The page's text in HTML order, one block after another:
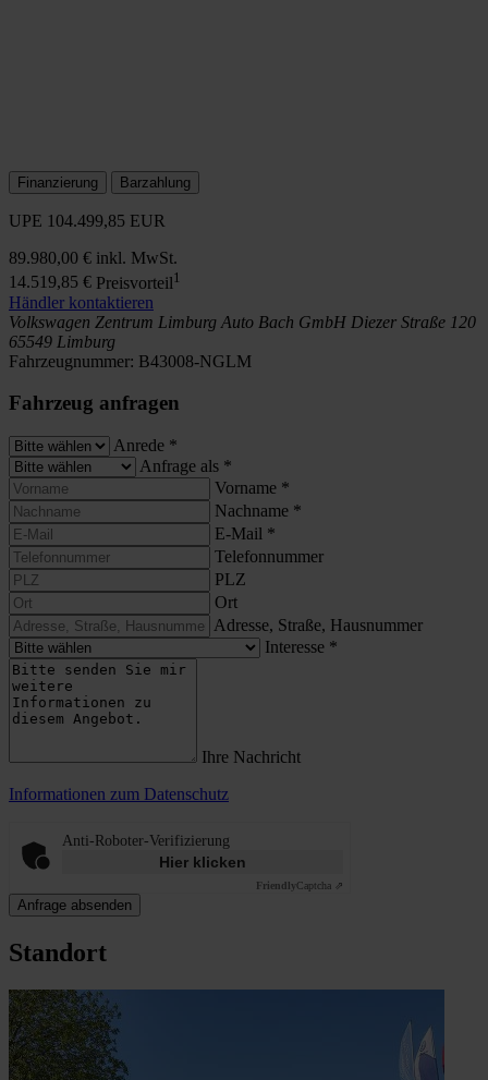
Finanzierung Barzahlung
UPE 104.499,85 EUR
89.980,00 € inkl. MwSt.
14.519,85 € Preisvorteil1
Händler kontaktieren
Volkswagen Zentrum Limburg Auto Bach GmbH Diezer Straße 120
65549 Limburg
Fahrzeugnummer: B43008-NGLM
Fahrzeug anfragen
Anrede *
Anfrage als *
Vorname *
Nachname *
E-Mail *
Telefonnummer
PLZ
Ort
Adresse, Straße, Hausnummer
Interesse *
Ihre Nachricht
Informationen zum Datenschutz
Anti-Roboter-Verifizierung
Hier klicken
FriendlyCaptcha ⇗
Anfrage absenden
Standort